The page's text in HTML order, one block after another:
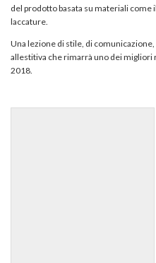
del prodotto basata su materiali come
laccature.
Una lezione di stile, di
allestitiva che rimarrà uno dei
2018.